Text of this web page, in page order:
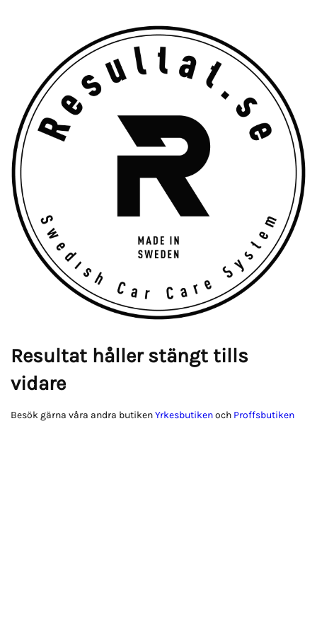
Resultat håller stängt tills
vidare
Besök gärna våra andra butikenYrkesbutikenoch Proffsbutiken